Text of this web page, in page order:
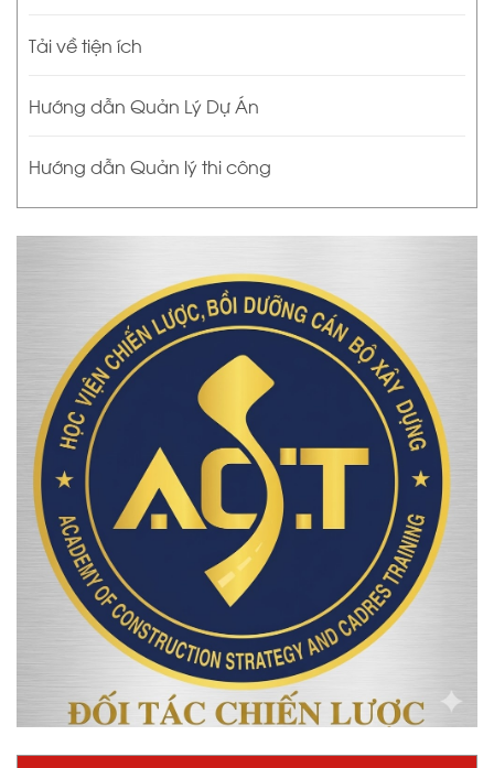
Tải về tiện ích
Hướng dẫn Quản Lý Dự Án
Hướng dẫn Quản lý thi công